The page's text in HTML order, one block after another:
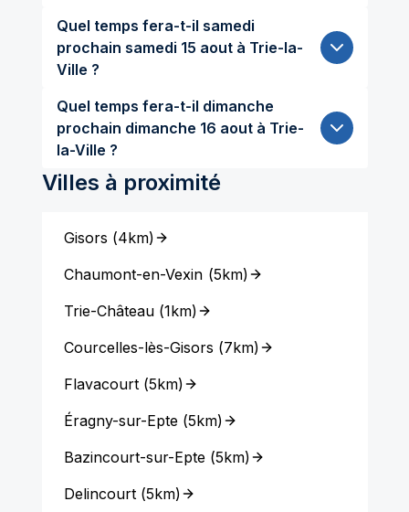
Quel temps fera-t-il samedi
prochain samedi 15 aout à Trie-la-
Ville ?
Quel temps fera-t-il dimanche
prochain dimanche 16 aout à Trie-
la-Ville ?
Villes à proximité
Gisors (4km)
Chaumont-en-Vexin (5km)
Trie-Château(1km)
Courcelles-lès-Gisors (7km)
Flavacourt(5km)
Éragny-sur-Epte(5km)
Bazincourt-sur-Epte(5km)
Delincourt(5km)